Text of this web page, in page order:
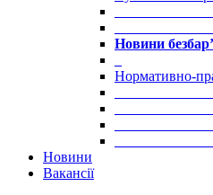
Новини
Нормативно-
Новини
Вакансії